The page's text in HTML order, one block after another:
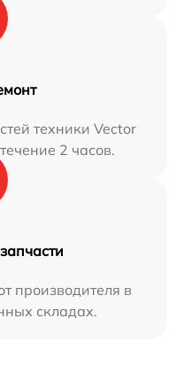
техники Vector
2 часов.
производителя в
складах.